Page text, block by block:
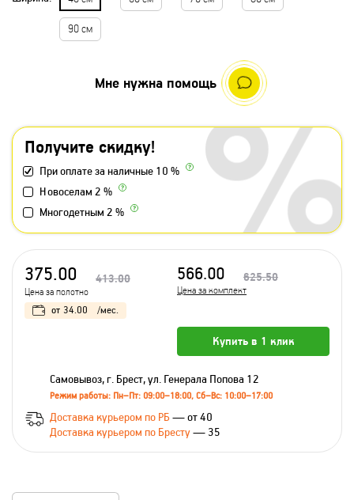
90 см
Получите скидку!
При оплате за наличные 10 %
Новоселам 2 %
Многодетным 2 %
Мне нужна помощь
375.00 413.00
Цена за полотно
566.00 625.50
Цена за комплект
от 34.00 /мес.
Купить в 1 клик
Самовывоз, г. Брест, ул. Генерала Попова 12
Режим работы: Пн–Пт: 09:00–18:00, Сб–Вс: 10:00–17:00
Доставка курьером по РБ — от 40
Доставка курьером по Бресту— 35